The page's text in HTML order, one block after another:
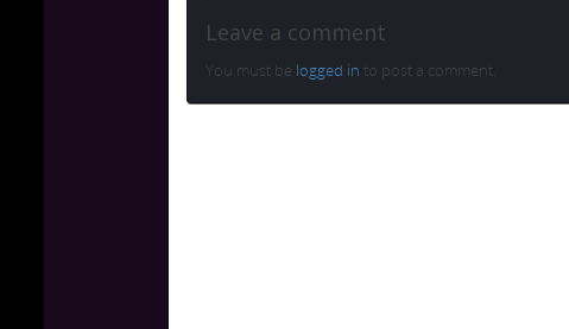
Leave a comment
You must be logged in to post a comment.